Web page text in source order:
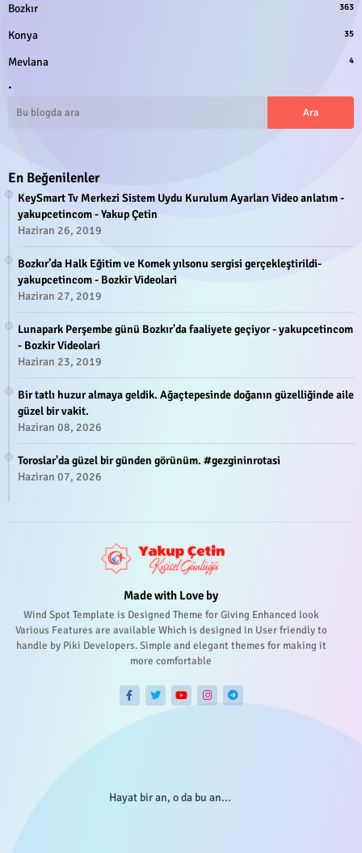
Bozkır 363
Konya 35
Mevlana 4
.
En Beğenilenler
KeySmart Tv Merkezi Sistem Uydu Kurulum Ayarları Video anlatım -
yakupcetincom - Yakup Çetin
Haziran 26, 2019
Bozkır’da Halk Eğitim ve Komek yılsonu sergisi gerçekleştirildi-
yakupcetincom - Bozkir Videolari
Haziran 27, 2019
Lunapark Perşembe günü Bozkır'da faaliyete geçiyor - yakupcetincom
- Bozkir Videolari
Haziran 23, 2019
Bir tatlı huzur almaya geldik. Ağaçtepesinde doğanın güzelliğinde aile
güzel bir vakit.
Haziran 08, 2026
Toroslar'da güzel bir günden görünüm. #gezgininrotasi
Haziran 07, 2026
Made with Love by
Wind Spot Template is Designed Theme for Giving Enhanced look
Various Features are available Which is designed in User friendly to
handle by Piki Developers. Simple and elegant themes for making it
more comfortable
Hayat bir an, o da bu an...